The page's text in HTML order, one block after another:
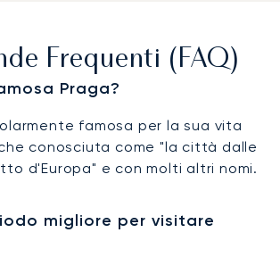
Frequenti (FAQ)
Praga?
famosa per la sua vita
conosciuta come "la città dalle
d'Europa" e con molti altri nomi.
migliore per visitare